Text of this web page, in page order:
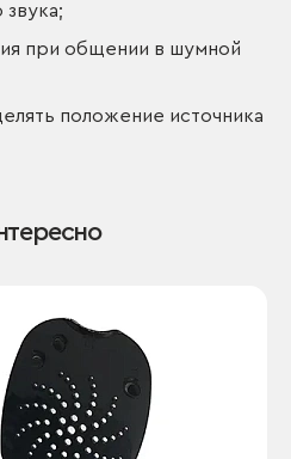
звука;
при общении в шумной
положение источника